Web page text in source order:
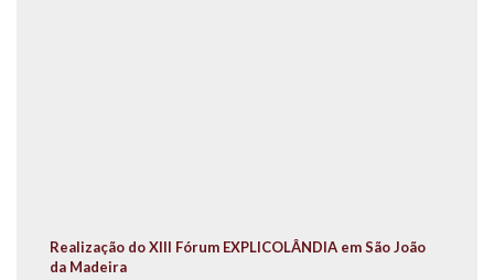
Realização do XIII Fórum EXPLICOLÂNDIA em São João
da Madeira